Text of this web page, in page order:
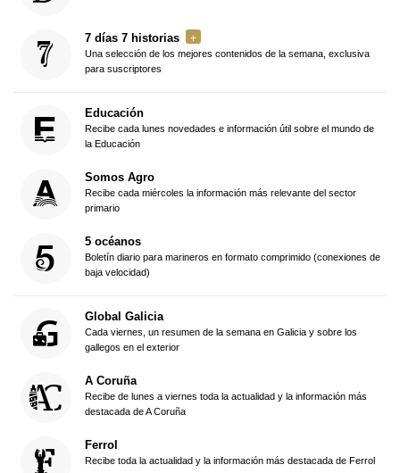
7 días 7 historias
Una selección de los mejores contenidos de la semana, exclusiva
para suscriptores
Educación
Recibe cada lunes novedades e información útil sobre el mundo de
la Educación
Somos Agro
Recibe cada miércoles la información más relevante del sector
primario
5 océanos
Boletín diario para marineros en formato comprimido (conexiones de
baja velocidad)
Global Galicia
Cada viernes, un resumen de la semana en Galicia y sobre los
gallegos en el exterior
A Coruña
Recibe de lunes a viernes toda la actualidad y la información más
destacada de A Coruña
Ferrol
Recibe toda la actualidad y la información más destacada de Ferrol